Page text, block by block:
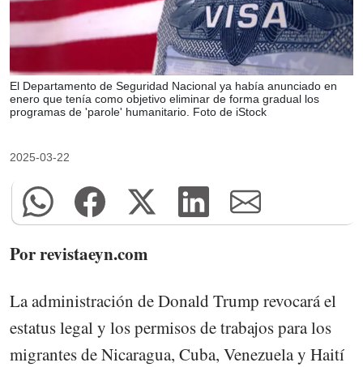
El Departamento de Seguridad Nacional ya había anunciado en
enero que tenía como objetivo eliminar de forma gradual los
programas de 'parole' humanitario. Foto de iStock
2025-03-22
Por revistaeyn.com
La administración de Donald Trump revocará el
estatus legal y los permisos de trabajos para los
migrantes de Nicaragua, Cuba, Venezuela y Haití